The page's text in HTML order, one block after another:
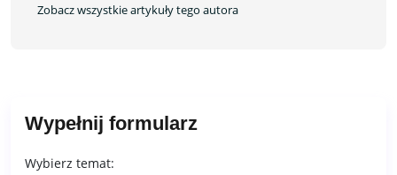
Zobacz wszystkie artykuły tego autora
Wypełnij formularz
Wybierz temat: